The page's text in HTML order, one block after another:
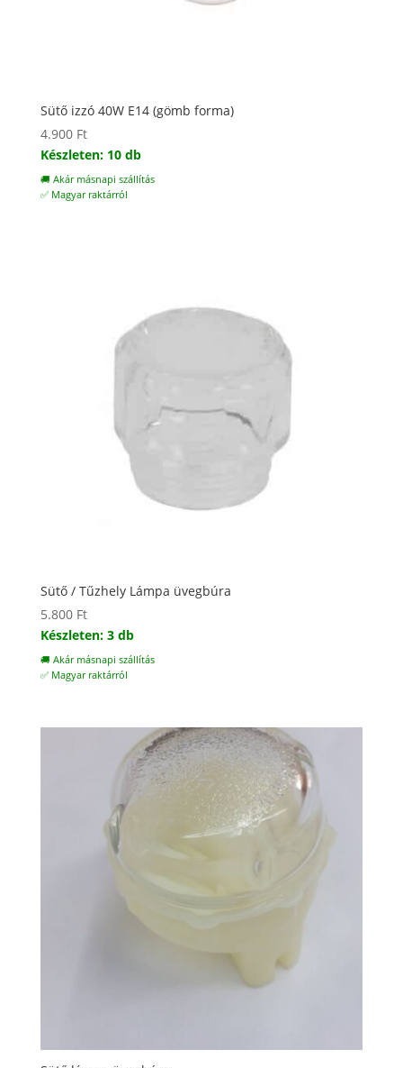
Sütő izzó 40W E14 (gömb forma)
4.900 Ft
Készleten: 10 db
🚚 Akár másnapi szállítás
✅ Magyar raktárról
Sütő / Tűzhely Lámpa üvegbúra
5.800 Ft
Készleten: 3 db
🚚 Akár másnapi szállítás
✅ Magyar raktárról